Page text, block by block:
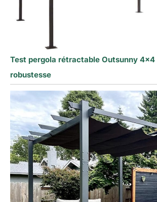
Test pergola rétractable Outsunny
robustesse